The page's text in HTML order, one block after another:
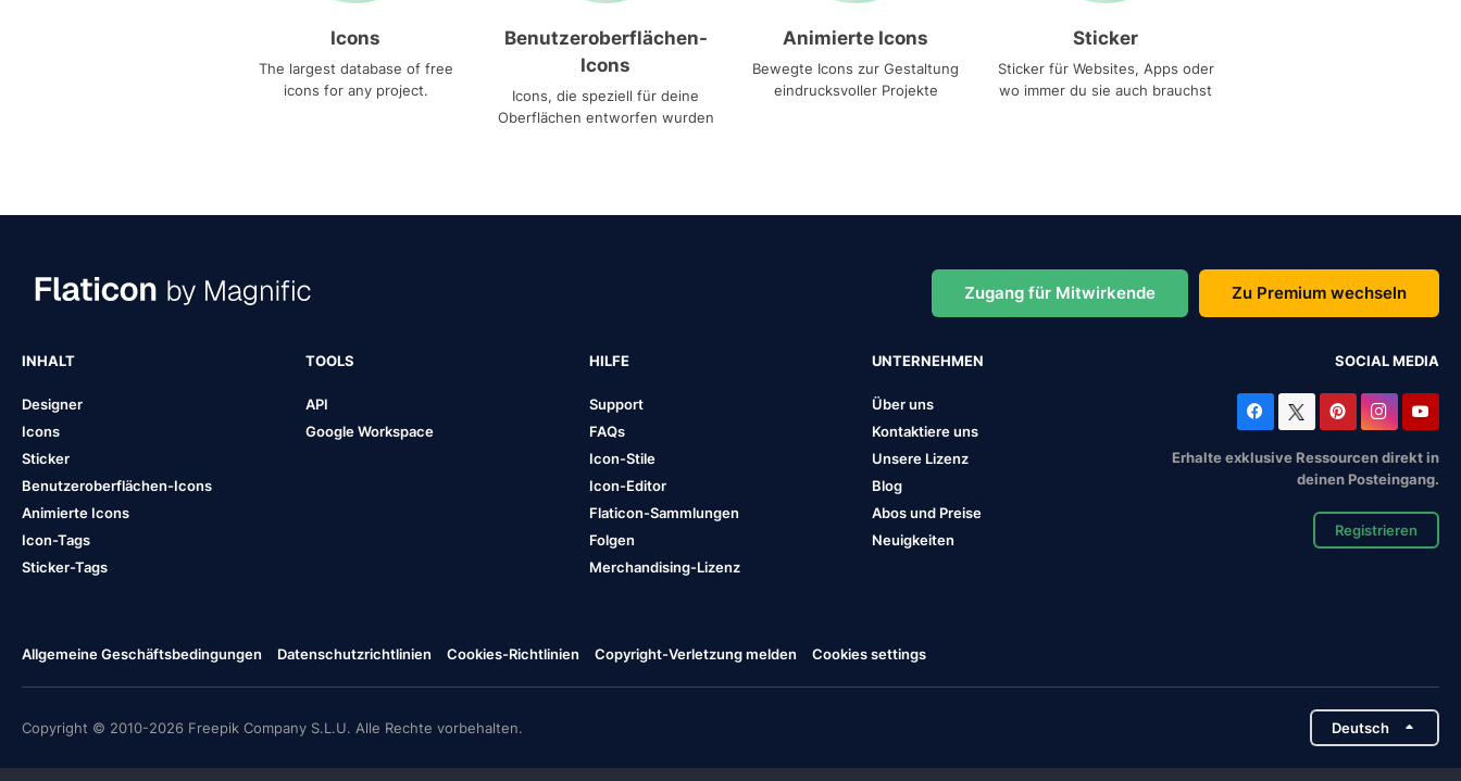
Icons
The largest database of free
icons for any project.
Benutzeroberflächen-
Icons
Icons, die speziell für deine
Oberflächen entworfen wurden
Animierte Icons
Bewegte Icons zur Gestaltung
eindrucksvoller Projekte
Sticker
Sticker für Websites, Apps oder
wo immer du sie auch brauchst
Zugang für Mitwirkende Zu Premium wechseln
INHALT
Designer
Icons
Sticker
Benutzeroberflächen-Icons
Animierte Icons
Icon-Tags
Sticker-Tags
TOOLS
API
Google Workspace
HILFE
Support
FAQs
Icon-Stile
Icon-Editor
Flaticon-Sammlungen
Folgen
Merchandising-Lizenz
UNTERNEHMEN
Über uns
Kontaktiere uns
Unsere Lizenz
Blog
Abos und Preise
Neuigkeiten
SOCIAL MEDIA
Erhalte exklusive Ressourcen direkt in
deinen Posteingang.
Registrieren
Allgemeine Geschäftsbedingungen Datenschutzrichtlinien Cookies-Richtlinien Copyright-Verletzung melden Cookies settings
Copyright © 2010-2026 Freepik Company S.L.U. Alle Rechte vorbehalten. Deutsch